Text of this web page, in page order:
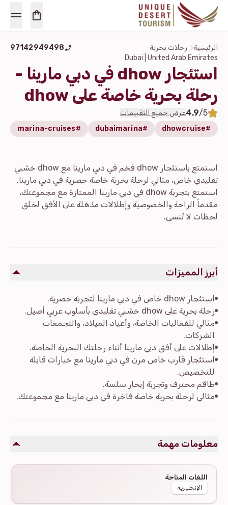
الرئيسية رحلات بحرية
97142949498
Dubai | United Arab Emirates
استئجار dhow في دبي مارينا -
رحلة بحرية خاصة على dhow
4.9/5
عرض جميع التقييمات
#dhowcruise
#dubaimarina
#marina-cruises
استمتع باستئجار dhow فخم في دبي مارينا مع dhow خشبي
تقليدي خاص، مثالي لرحلة بحرية خاصة حصرية في دبي مارينا.
استمتع بتجربة dhow في دبي مارينا الممتازة مع مجموعتك،
مقدماً الراحة والخصوصية وإطلالات مذهلة على الأفق لخلق
لحظات لا تُنسى.
أبرز المميزات
استئجار dhow خاص في دبي مارينا لتجربة حصرية.
رحلة بحرية على dhow خشبي تقليدي بأسلوب عربي أصيل.
مثالي للفعاليات الخاصة، وأعياد الميلاد، والتجمعات
الشركات.
إطلالات على أفق دبي مارينا أثناء رحلتك البحرية الخاصة.
استئجار قارب خاص مرن في دبي مارينا مع خيارات قابلة
للتخصيص.
طاقم محترف وتجربة إبحار سلسة.
مثالي لرحلة بحرية خاصة فاخرة في دبي مارينا مع مجموعتك.
معلومات مهمة
اللغات المتاحة
الإنجليزية